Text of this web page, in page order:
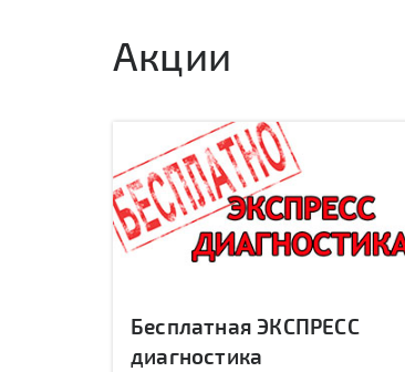
Акции
Бесплатная ЭКСПРЕСС
диагностика